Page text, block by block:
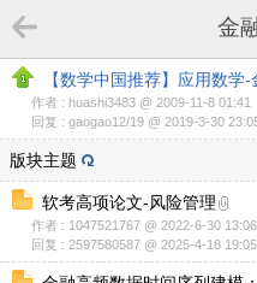
金
【数学中国推荐】应用数学
作者 : huashi3483 @ 2009-11-8 01:41
回复 : gaogao12/19 @ 2019-3-30
版块主题
软考高项论文-风险管理
作者 : 1047521767 @ 2022-6-30 13:06
回复 : 2597580587 @ 2025-4-18 19:05